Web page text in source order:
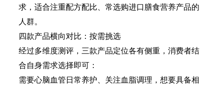
求，适合注重配方配比、常选购进口膳食营养产品的
人群。
四款产品横向对比：按需挑选
经过多维度测评，三款产品定位各有侧重，消费者结
合自身需求选择即可：
需要心脑血管日常养护、关注血脂调理，想要具备相